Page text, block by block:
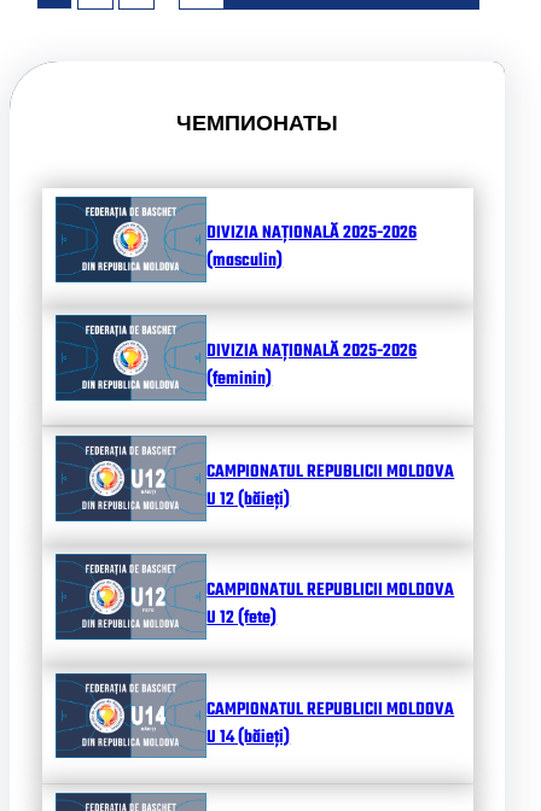
ЧЕМПИОНАТЫ
DIVIZIA NAȚIONALĂ 2025-2026
(masculin)
DIVIZIA NAȚIONALĂ 2025-2026
(feminin)
CAMPIONATUL REPUBLICII MOLDOVA
U 12 (băieți)
CAMPIONATUL REPUBLICII MOLDOVA
U 12 (fete)
CAMPIONATUL REPUBLICII MOLDOVA
U 14 (băieți)